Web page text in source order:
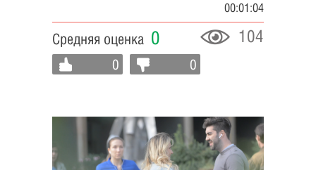
00:01:04
Средняя оценка 0 104
0 0